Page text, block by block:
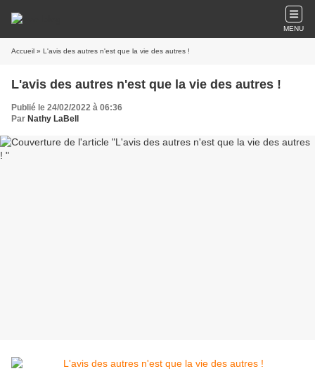
MENU
Accueil » L'avis des autres n'est que la vie des autres !
L'avis des autres n'est que la vie des autres !
Publié le 24/02/2022 à 06:36
Par Nathy LaBell